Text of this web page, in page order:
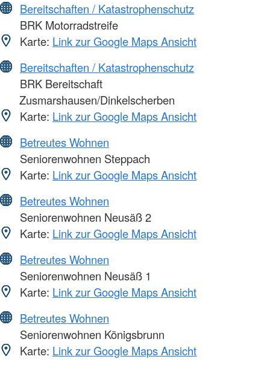
Bereitschaften / Katastrophenschutz
BRK Motorradstreife
Karte: Link zur Google Maps Ansicht
Bereitschaften / Katastrophenschutz
BRK Bereitschaft
Zusmarshausen/Dinkelscherben
Karte: Link zur Google Maps Ansicht
Betreutes Wohnen
Seniorenwohnen Steppach
Karte: Link zur Google Maps Ansicht
Betreutes Wohnen
Seniorenwohnen Neusäß 2
Karte: Link zur Google Maps Ansicht
Betreutes Wohnen
Seniorenwohnen Neusäß 1
Karte: Link zur Google Maps Ansicht
Betreutes Wohnen
Seniorenwohnen Königsbrunn
Karte: Link zur Google Maps Ansicht